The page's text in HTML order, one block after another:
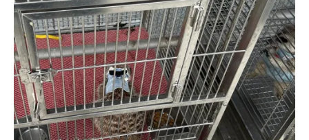
物福利進程，台灣仍遠遠落後，根據動社統計，國內仍有
約8成的母雞是格子籠飼，不僅對母雞健康有害，雞蛋品
質也連帶受影響。事實上，我們每一次的消費，都在為理
想中的世界投票，每一個消費選擇也將影響農場主人如何
養雞，因此消費者也是產業轉型的重要推手！雞蛋百百種
三步驟帶你找出動福蛋第1步：看懂蛋的「身分證字號」
現在拿起一顆雞蛋，仔細看蛋殼，會